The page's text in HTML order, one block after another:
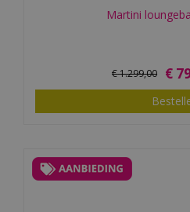
Martini
€1.299,00 €